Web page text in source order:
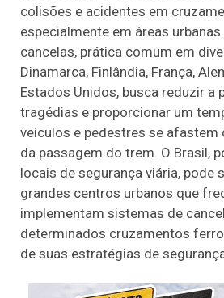
colisões e acidentes em
especialmente em áreas
cancelas, prática comum em
Dinamarca, Finlândia, França,
Estados Unidos, busca reduzir a
tragédias e proporcionar um
veículos e pedestres se afastem
da passagem do trem. O Brasil,
locais de segurança viária, pode
grandes centros urbanos que
implementam sistemas de
determinados cruzamentos
de suas estratégias de